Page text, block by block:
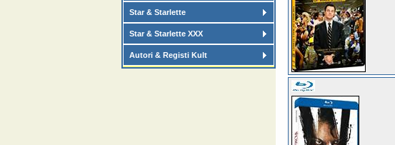
Star & Starlette
Star & Starlette XXX
Autori & Registi Kult